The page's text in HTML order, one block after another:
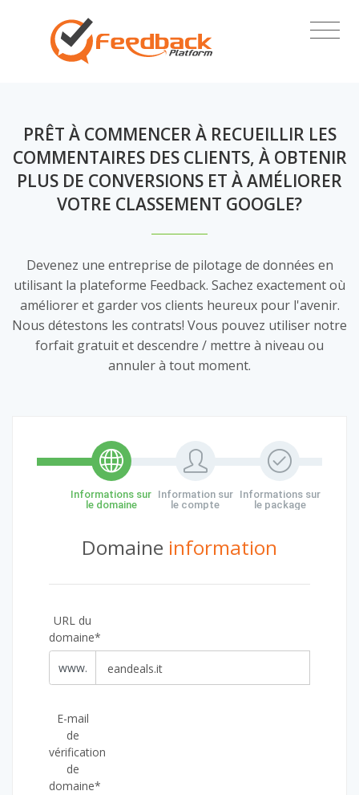
PRÊT À COMMENCER À RECUEILLIR LES
COMMENTAIRES DES CLIENTS, À OBTENIR
PLUS DE CONVERSIONS ET À AMÉLIORER
VOTRE CLASSEMENT GOOGLE?
Devenez une entreprise de pilotage de données en
utilisant la plateforme Feedback. Sachez exactement où
améliorer et garder vos clients heureux pour l'avenir.
Nous détestons les contrats! Vous pouvez utiliser notre
forfait gratuit et descendre / mettre à niveau ou
annuler à tout moment.
Informations sur
le domaine
Information sur
le compte
Informations sur
le package
Domaine information
URL du
domaine*
www.
E-mail
de
vérification
de
domaine*